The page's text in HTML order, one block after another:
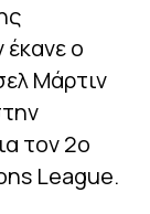
ο
Μάρτιν
τον 2ο
League.